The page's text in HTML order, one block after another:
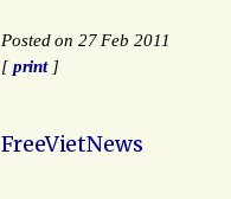
Posted on 27 Feb 2011
[print]
FreeVietNews